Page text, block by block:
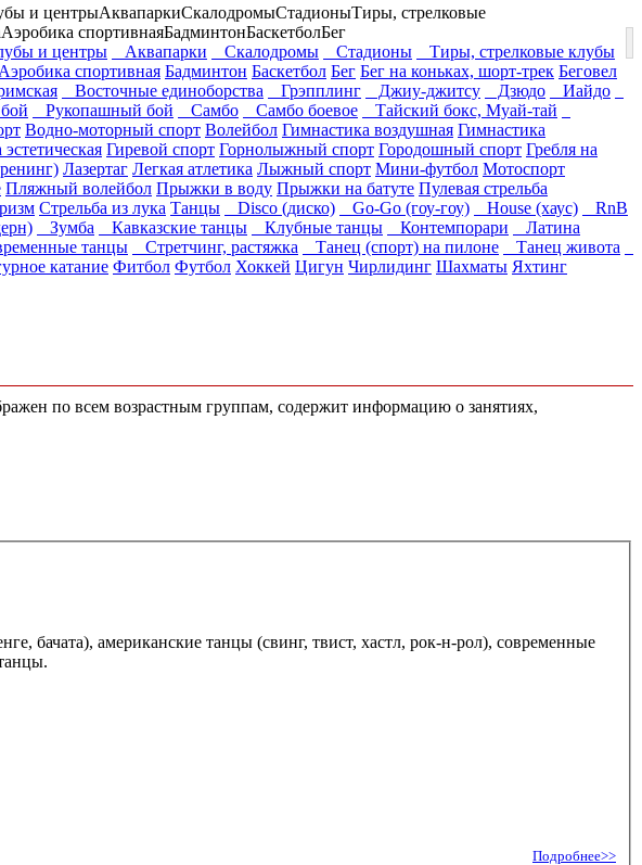
и центрыАквапаркиСкалодромыСтадионыТиры, стрелковые
Аэробика спортивнаяБадминтонБаскетболБег
и центры Аквапарки Скалодромы Стадионы
Тиры, стрелковые клубы
Аэробика спортивная Бадминтон Баскетбол Бег Бег на коньках, шорт-трек Беговел
Восточные единоборства Грэпплинг Джиу-джитсу Дзюдо
Иайдо
Рукопашный бой Самбо Самбо боевое
Тайский бокс, Муай-тай
Водно-моторный спорт Волейбол Гимнастика воздушная Гимнастика
Гиревой спорт Горнолыжный спорт Городошный спорт Гребля на
Лазертаг Легкая атлетика Лыжный спорт Мини-футбол Мотоспорт
Пляжный волейбол Прыжки в воду Прыжки на батуте Пулевая стрельба
Стрельба из лука Танцы Disco (диско) Go-Go (гоу-гоу) House (хаус)
RnB
Зумба Кавказские танцы Клубные танцы Контемпорари
Латина
танцы Стретчинг, растяжка Танец (спорт) на пилоне
Танец живота
катание Фитбол Футбол Хоккей Цигун Чирлидинг Шахматы Яхтинг
по всем возрастным группам, содержит информацию о занятиях,
бачата), американские танцы (свинг, твист, хастл, рок-н-рол), современные
Подробнее>>